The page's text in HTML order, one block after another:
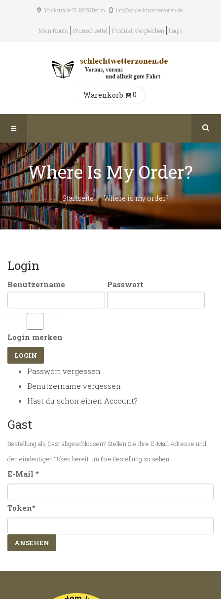
Yorckstraße 78, 10965Berlin info@schlechtwetterzonen.de
Mein Konto Wunschzettel Produkt Vergleichen Faq's
Warenkorb 0
Where Is My Order?
Startseite Where is my order?
Login
Benutzername Passwort
Login merken
Passwort vergessen
Benutzername vergessen
Hast du schon einen Account?
Gast
Bestellung als Gast abgeschlossen? Stellen Sie Ihre E-Mail Adresse und
den eindeutigen Token bereit um Ihre Bestellung zu sehen
E-Mail *
Token*